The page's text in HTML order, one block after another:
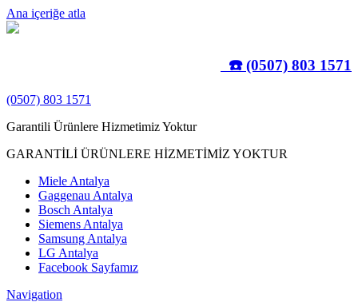
Ana içeriğe atla
☎️ (0507) 803 1571
(0507) 803 1571
Garantili Ürünlere Hizmetimiz Yoktur
GARANTİLİ ÜRÜNLERE HİZMETİMİZ YOKTUR
Miele Antalya
Gaggenau Antalya
Bosch Antalya
Siemens Antalya
Samsung Antalya
LG Antalya
Facebook Sayfamız
Navigation